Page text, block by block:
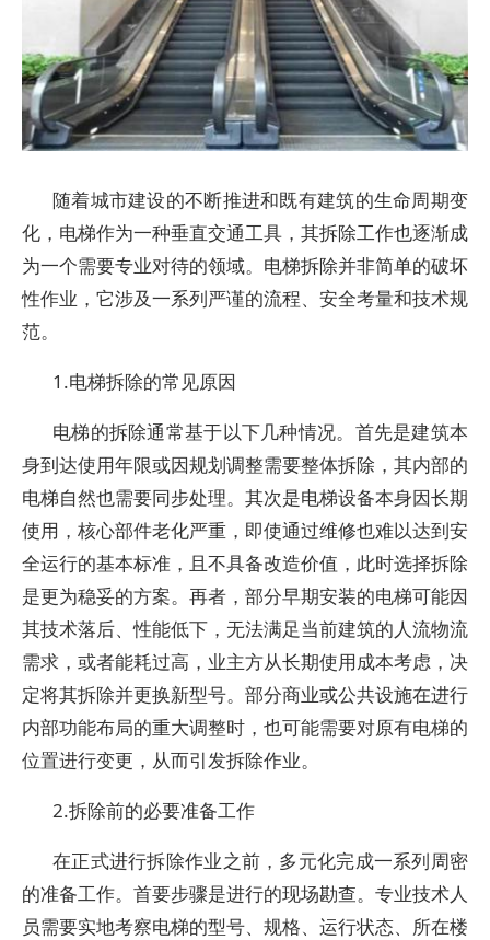
随着城市建设的不断推进和既有建筑的生命周期变
化，电梯作为一种垂直交通工具，其拆除工作也逐渐成
为一个需要专业对待的领域。电梯拆除并非简单的破坏
性作业，它涉及一系列严谨的流程、安全考量和技术规
范。
1.电梯拆除的常见原因
电梯的拆除通常基于以下几种情况。首先是建筑本
身到达使用年限或因规划调整需要整体拆除，其内部的
电梯自然也需要同步处理。其次是电梯设备本身因长期
使用，核心部件老化严重，即使通过维修也难以达到安
全运行的基本标准，且不具备改造价值，此时选择拆除
是更为稳妥的方案。再者，部分早期安装的电梯可能因
其技术落后、性能低下，无法满足当前建筑的人流物流
需求，或者能耗过高，业主方从长期使用成本考虑，决
定将其拆除并更换新型号。部分商业或公共设施在进行
内部功能布局的重大调整时，也可能需要对原有电梯的
位置进行变更，从而引发拆除作业。
2.拆除前的必要准备工作
在正式进行拆除作业之前，多元化完成一系列周密
的准备工作。首要步骤是进行的现场勘查。专业技术人
员需要实地考察电梯的型号、规格、运行状态、所在楼